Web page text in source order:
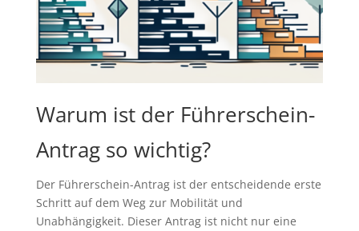
Warum ist der Führerschein-
Antrag so wichtig?
Der Führerschein-Antrag ist der entscheidende erste
Schritt auf dem Weg zur Mobilität und
Unabhängigkeit. Dieser Antrag ist nicht nur eine